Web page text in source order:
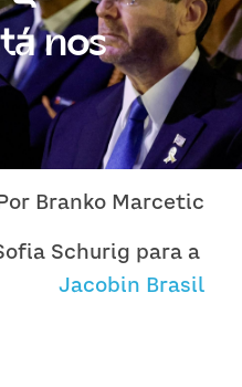
nos
Branko Marcetic
Jacobin Brasil